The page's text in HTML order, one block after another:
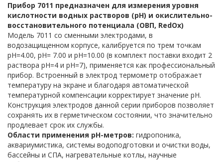
Прибор 7011 предназначен для измерения уровня
кислотности водных растворов (рН) и окислительно-
восстановительного потенциала (ОВП, RedOx)
Модель 7011 со сменными электродами, в
водозащищенном корпусе, калибруется по трем точкам
рН=4.00, рН= 7.00 и рН=10.00 (в комплект поставки входит 2
раствора рН=4 и рН=7), применяется как профессиональный
прибор. Встроенный в электрод термометр отображает
температуру на экране и благодаря автоматической
температурной компенсации корректирует значение рН.
Конструкция электродов данной серии приборов позволяет
сохранять их в герметическом состоянии, что значительно
продлевает срок их службы.
Области применения pH-метров: гидропоника,
аквариумистика, системы водоподготовки и очистки воды,
бассейны и СПА, нагревательные котлы, научные